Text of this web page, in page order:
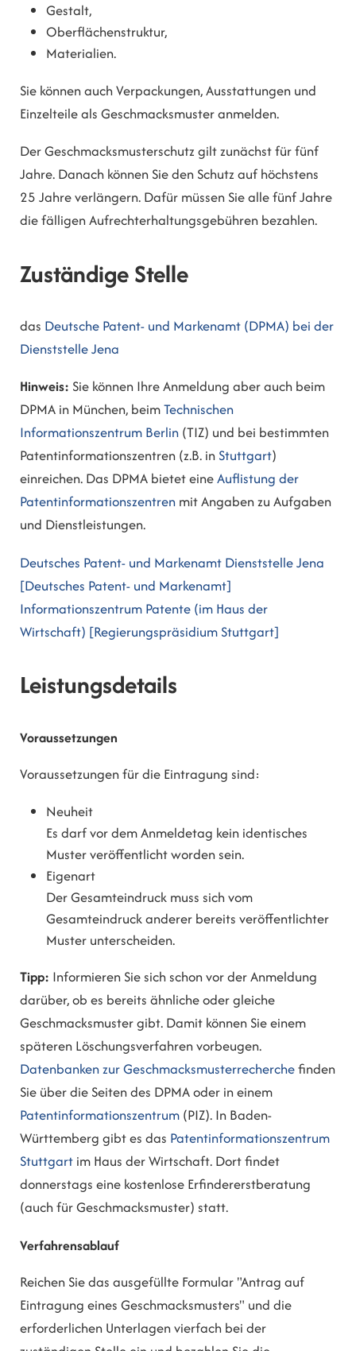
Gestalt,
Oberflächenstruktur,
Materialien.
Sie können auch Verpackungen, Ausstattungen und
Einzelteile als Geschmacksmuster anmelden.
Der Geschmacksmusterschutz gilt zunächst für fünf
Jahre. Danach können Sie den Schutz auf höchstens
25 Jahre verlängern. Dafür müssen Sie alle fünf Jahre
die fälligen Aufrechterhaltungsgebühren bezahlen.
Zuständige Stelle
das Deutsche Patent- und Markenamt (DPMA) bei der
Dienststelle Jena
Hinweis: Sie können Ihre Anmeldung aber auch beim
DPMA in München, beimTechnischen
Informationszentrum Berlin (TIZ) und bei bestimmten
Patentinformationszentren (z.B. in Stuttgart)
einreichen. Das DPMA bietet eineAuflistung der
Patentinformationszentren mit Angaben zu Aufgaben
und Dienstleistungen.
Deutsches Patent- und Markenamt Dienststelle Jena
[Deutsches Patent- und Markenamt]
Informationszentrum Patente (im Haus der
Wirtschaft) [Regierungspräsidium Stuttgart]
Leistungsdetails
Voraussetzungen
Voraussetzungen für die Eintragung sind:
Neuheit
Es darf vor dem Anmeldetag kein identisches
Muster veröffentlicht worden sein.
Eigenart
Der Gesamteindruck muss sich vom
Gesamteindruck anderer bereits veröffentlichter
Muster unterscheiden.
Tipp: Informieren Sie sich schon vor der Anmeldung
darüber, ob es bereits ähnliche oder gleiche
Geschmacksmuster gibt. Damit können Sie einem
späteren Löschungsverfahren vorbeugen.
Datenbanken zur Geschmacksmusterrecherchefinden
Sie über die Seiten des DPMA oder in einem
Patentinformationszentrum (PIZ). In Baden-
Württemberg gibt es das Patentinformationszentrum
Stuttgart im Haus der Wirtschaft. Dort findet
donnerstags eine kostenlose Erfindererstberatung
(auch für Geschmacksmuster) statt.
Verfahrensablauf
Reichen Sie das ausgefüllte Formular "Antrag auf
Eintragung eines Geschmacksmusters" und die
erforderlichen Unterlagen vierfach bei der